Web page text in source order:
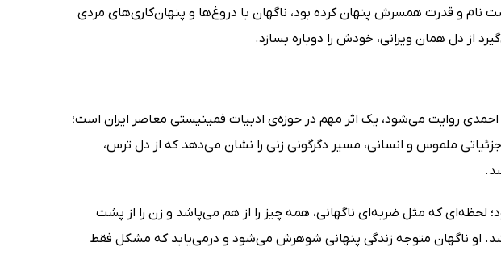
نام و قدرت همسرش پنهان کرده بود، ناگهان با دروغ‌ها و پنهان‌کاری‌های مردی
از دل همان ویرانی، خودش را دوباره بسازد.
روایت می‌شود، یک اثر مهم در حوزه‌ی ادبیات فمینیستی معاصر ایران است؛
ملموس و انسانی، مسیر دگرگونی زنی را نشان می‌دهد که از دل ترس،
که مثل ضربه‌ای ناگهانی، همه چیز را از هم می‌پاشد و زن را از پشت
او ناگهان متوجه زندگی پنهانی شوهرش می‌شود و درمی‌یابد که مشکل فقط